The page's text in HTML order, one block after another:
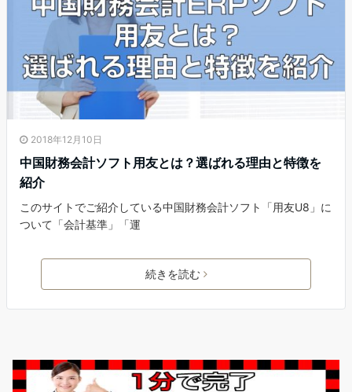
2018年12月10日
中国財務会計ソフト用友とは？選ばれる理由と特徴を
紹介
このサイトでご紹介している中国財務会計ソフト「用友U8」に
ついて「会計基準」「運
続きを読む